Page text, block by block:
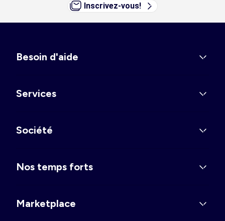
Inscrivez-vous!
Besoin d'aide
Services
Société
Nos temps forts
Marketplace